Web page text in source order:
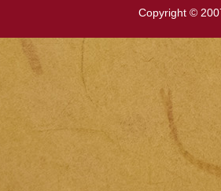
Copyright ©